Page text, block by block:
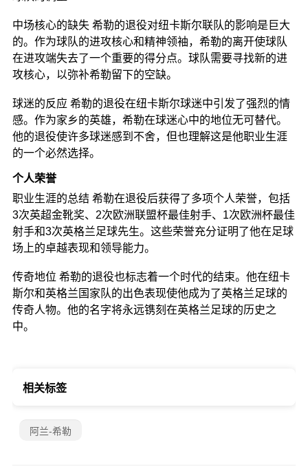
中场核心的缺失 希勒的退役对纽卡斯尔联队的影响是巨大
的。作为球队的进攻核心和精神领袖，希勒的离开使球队
在进攻端失去了一个重要的得分点。球队需要寻找新的进
攻核心，以弥补希勒留下的空缺。
球迷的反应 希勒的退役在纽卡斯尔球迷中引发了强烈的情
感。作为家乡的英雄，希勒在球迷心中的地位无可替代。
他的退役使许多球迷感到不舍，但也理解这是他职业生涯
的一个必然选择。
个人荣誉
职业生涯的总结 希勒在退役后获得了多项个人荣誉，包括
3次英超金靴奖、2次欧洲联盟杯最佳射手、1次欧洲杯最佳
射手和3次英格兰足球先生。这些荣誉充分证明了他在足球
场上的卓越表现和领导能力。
传奇地位 希勒的退役也标志着一个时代的结束。他在纽卡
斯尔和英格兰国家队的出色表现使他成为了英格兰足球的
传奇人物。他的名字将永远镌刻在英格兰足球的历史之
中。
相关标签
阿兰-希勒